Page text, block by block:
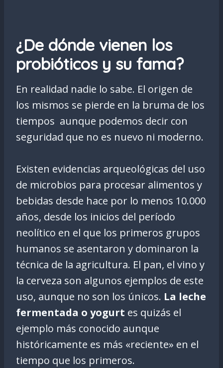
¿De dónde vienen los
probióticos y su fama?
En realidad nadie lo sabe. El origen de
los mismos se pierde en la bruma de los
tiempos aunque podemos decir con
seguridad que no es nuevo ni moderno.
Existen evidencias arqueológicas del uso
de microbios para procesar alimentos y
bebidas desde hace por lo menos 10.000
años, desde los inicios del período
neolítico en el que los primeros grupos
humanos se asentaron y dominaron la
técnica de la agricultura. El pan, el vino y
la cerveza son algunos ejemplos de este
uso, aunque no son los únicos. La leche
fermentada o yogurt es quizás el
ejemplo más conocido aunque
históricamente es más «reciente» en el
tiempo que los primeros.